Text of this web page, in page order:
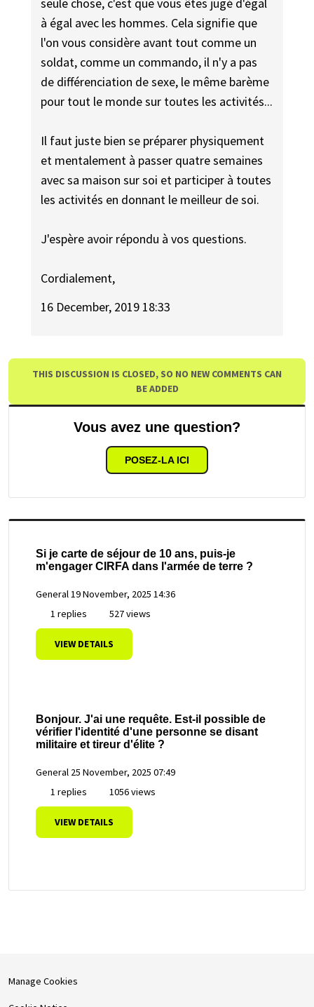
seule chose, c'est que vous êtes jugé d'égal
à égal avec les hommes. Cela signifie que
l'on vous considère avant tout comme un
soldat, comme un commando, il n'y a pas
de différenciation de sexe, le même barème
pour tout le monde sur toutes les activités...
Il faut juste bien se préparer physiquement
et mentalement à passer quatre semaines
avec sa maison sur soi et participer à toutes
les activités en donnant le meilleur de soi.
J'espère avoir répondu à vos questions.
Cordialement,
16 December, 2019 18:33
THIS DISCUSSION IS CLOSED, SO NO NEW COMMENTS CAN
BE ADDED
Vous avez une question?
POSEZ-LA ICI
Si je carte de séjour de 10 ans, puis-je
m'engager CIRFA dans l'armée de terre ?
General19 November, 2025 14:36
1 replies
527 views
VIEW DETAILS
Bonjour. J'ai une requête. Est-il possible de
vérifier l'identité d'une personne se disant
militaire et tireur d'élite ?
General 25 November, 2025 07:49
1 replies
1056 views
VIEW DETAILS
Manage Cookies